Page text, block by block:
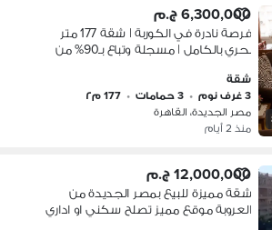
6,300,000 ج.م
فرصة نادرة في الكوربة | شقة 177 متر
بحري بالكامل | مسجلة وتباع بـ90% من
شقة
3 غرف نوم
• 3 حمامات • 177 م٢
مصر الجديدة، القاهرة
منذ 2 أيام
12,000,000 ج.م
شقة مميزة للبيع بمصر الجديدة من
العروبة موقع مميز تصلح سكني او اداري